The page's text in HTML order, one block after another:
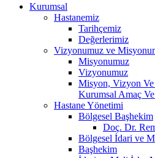
Kurumsal
Hastanemiz
Tarihçemiz
Değerlerimiz
Vizyonumuz ve
Misyonumuz
Vizyonumuz
Misyon, Vizyon Ve
Kurumsal Amaç
Hastane Yönetimi
Bölgesel Başhekim
Doç. Dr.
Bölgesel İdari ve
Başhekim